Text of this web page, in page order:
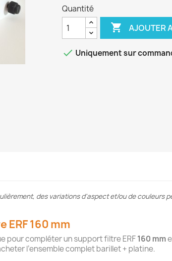
Quantité
 AJOUTER
 Uniquement sur
des variations d'aspect et/ou de couleurs
160 mm
pour compléter un support filtre ERF160 mm
l’ensemble complet barillet + platine.